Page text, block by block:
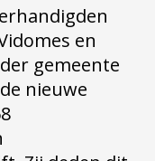
en
gemeente
nieuwe